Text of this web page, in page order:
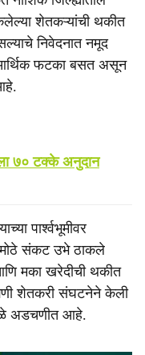
शेतकऱ्यांची थकीत
निवेदनात नमूद
फटका बसत असून
७० टक्के अनुदान
पार्श्वभूमीवर
संकट उभे ठाकले
मका खरेदीची थकीत
शेतकरी संघटनेने केली
अडचणीत आहे.